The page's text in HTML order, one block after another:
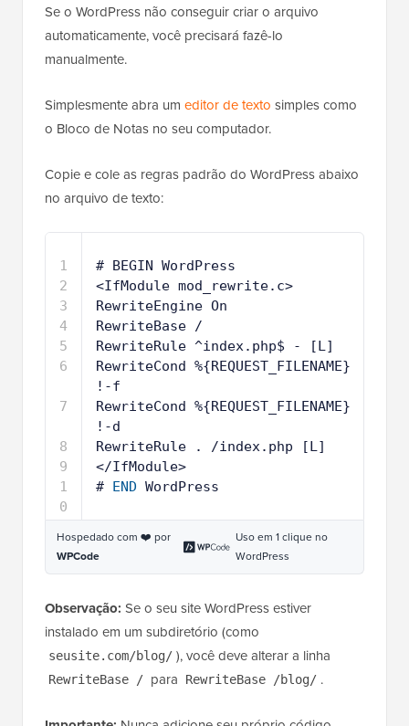
Se o WordPress não conseguir criar o arquivo
automaticamente, você precisará fazê-lo
manualmente.
Simplesmente abra um editor de texto simples como
o Bloco de Notas no seu computador.
Copie e cole as regras padrão do WordPress abaixo
no arquivo de texto:
1
2
3
4
5
6
7
8
9
1
0
# BEGIN WordPress
<IfModule mod_rewrite.c>
RewriteEngine On
RewriteBase /
RewriteRule ^index.php$ - [L]
RewriteCond %{REQUEST_FILENAME}
!-f
RewriteCond %{REQUEST_FILENAME}
!-d
RewriteRule . /index.php [L]
</IfModule>
# END WordPress
Hospedado com ❤️ por
WPCode
Uso em 1 clique no
WordPress
Observação: Se o seu site WordPress estiver
instalado em um subdiretório (como
seusite.com/blog/ ), você deve alterar a linha
RewriteBase / para RewriteBase /blog/ .